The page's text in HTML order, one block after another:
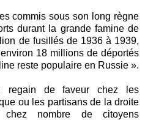
commis sous son long règne
durant la grande famine de
de fusillés de 1936 à 1939,
18 millions de déportés
reste populaire en Russie ».
regain de faveur chez les
ou les partisans de la droite
chez nombre de citoyens